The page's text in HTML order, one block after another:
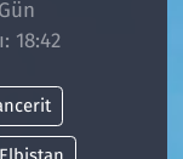
18:42